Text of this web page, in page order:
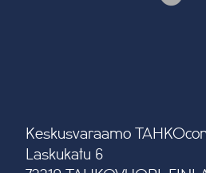
Keskusvaraamo
Laskukatu 6